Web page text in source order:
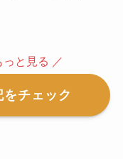
と見る ／
チェック